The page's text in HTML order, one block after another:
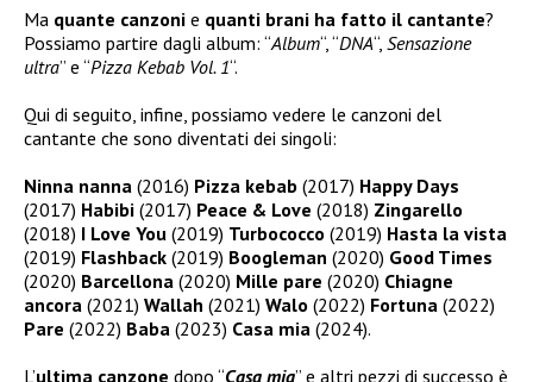
Ma quante canzoni e quanti brani ha fatto il cantante?
Possiamo partire dagli album: “Album“, “DNA“, Sensazione
ultra” e “Pizza Kebab Vol. 1“.
Qui di seguito, infine, possiamo vedere le canzoni del
cantante che sono diventati dei singoli:
Ninna nanna (2016) Pizza kebab (2017) Happy Days
(2017) Habibi (2017) Peace & Love (2018) Zingarello
(2018) I Love You (2019) Turbococco (2019) Hasta la vista
(2019) Flashback (2019) Boogleman (2020) Good Times
(2020) Barcellona (2020) Mille pare (2020) Chiagne
ancora (2021) Wallah (2021) Walo (2022) Fortuna (2022)
Pare (2022) Baba (2023) Casa mia (2024).
L’ultima canzone dopo “Casa mia” e altri pezzi di successo è